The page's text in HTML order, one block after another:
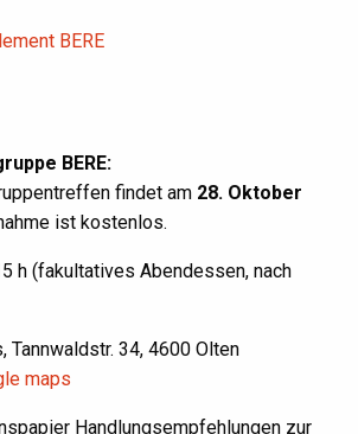
BERE
BERE:
findet am 28. Oktober
ist kostenlos.
h (fakultatives Abendessen, nach
Tannwaldstr. 34, 4600 Olten
maps
Handlungsempfehlungen zur